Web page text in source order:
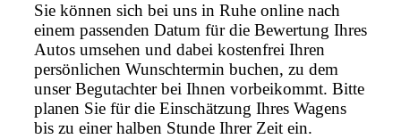
Sie können sich bei uns in Ruhe online nach
einem passenden Datum für die Bewertung Ihres
Autos umsehen und dabei kostenfrei Ihren
persönlichen Wunschtermin buchen, zu dem
unser Begutachter bei Ihnen vorbeikommt. Bitte
planen Sie für die Einschätzung Ihres Wagens
bis zu einer halben Stunde Ihrer Zeit ein.